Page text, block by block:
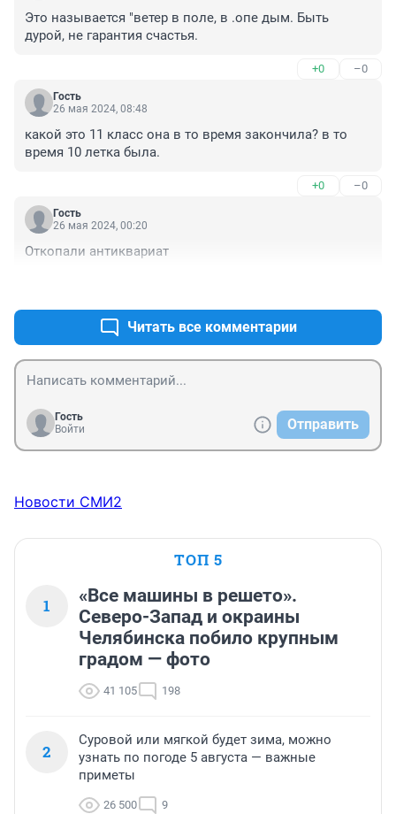
Это называется "ветер в поле, в .опе дым. Быть
дурой, не гарантия счастья.
+0 –0
Гость
26 мая 2024, 08:48
какой это 11 класс она в то время закончила? в то
время 10 летка была.
+0 –0
Гость
26 мая 2024, 00:20
Откопали антиквариат
Читать все комментарии
Гость
Войти
Отправить
Новости СМИ2
ТОП 5
1
«Все машины в решето».
Северо-Запад и окраины
Челябинска побило крупным
градом — фото
41 105 198
2
Суровой или мягкой будет зима, можно
узнать по погоде 5 августа — важные
приметы
26 500 9